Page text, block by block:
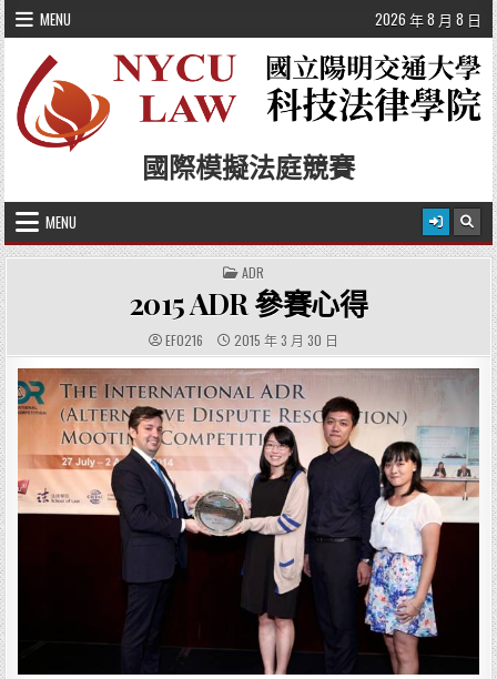
Skip to content
MENU 2026 年 8 月 8 日
國際模擬法庭競賽
MENU
POSTED IN
ADR
2015 ADR 參賽心得
AUTHOR:
EF0216 PUBLISHED DATE:
2015 年 3 月 30 日